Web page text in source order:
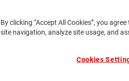
By clicking “Accept All Cookies”, you
site navigation, analyze site usage, and
Cookies